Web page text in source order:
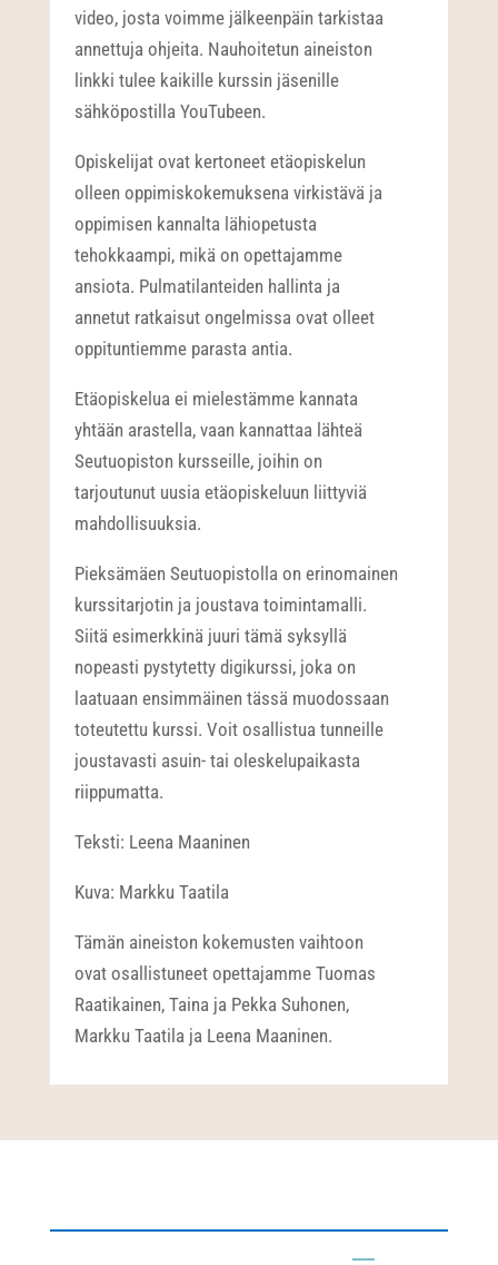
video, josta voimme jälkeenpäin tarkistaa
annettuja ohjeita. Nauhoitetun aineiston
linkki tulee kaikille kurssin jäsenille
sähköpostilla YouTubeen.
Opiskelijat ovat kertoneet etäopiskelun
olleen oppimiskokemuksena virkistävä ja
oppimisen kannalta lähiopetusta
tehokkaampi, mikä on opettajamme
ansiota. Pulmatilanteiden hallinta ja
annetut ratkaisut ongelmissa ovat olleet
oppituntiemme parasta antia.
Etäopiskelua ei mielestämme kannata
yhtään arastella, vaan kannattaa lähteä
Seutuopiston kursseille, joihin on
tarjoutunut uusia etäopiskeluun liittyviä
mahdollisuuksia.
Pieksämäen Seutuopistolla on erinomainen
kurssitarjotin ja joustava toimintamalli.
Siitä esimerkkinä juuri tämä syksyllä
nopeasti pystytetty digikurssi, joka on
laatuaan ensimmäinen tässä muodossaan
toteutettu kurssi. Voit osallistua tunneille
joustavasti asuin- tai oleskelupaikasta
riippumatta.
Teksti: Leena Maaninen
Kuva: Markku Taatila
Tämän aineiston kokemusten vaihtoon
ovat osallistuneet opettajamme Tuomas
Raatikainen, Taina ja Pekka Suhonen,
Markku Taatila ja Leena Maaninen.